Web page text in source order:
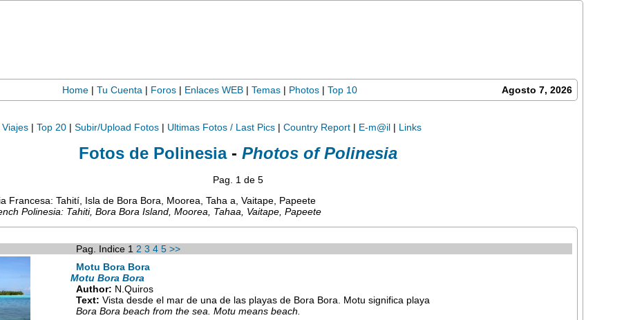
Home| Tu Cuenta | Foros| Enlaces WEB| Temas| Photos | Top 10 Agosto 7, 2026
| Top 20 | Subir/Upload Fotos | Ultimas Fotos / Last Pics | Country Report | E-m@il | Links
Fotos de Polinesia- Photos of Polinesia
Pag. 1 de 5
Francesa: Tahití, Isla de Bora Bora, Moorea, Taha a, Vaitape, Papeete
Polinesia: Tahiti, Bora Bora Island, Moorea, Tahaa, Vaitape, Papeete
Pag. Indice 1 2 3 4 5 >>
Motu Bora Bora
Motu Bora Bora
Author: N.Quiros
Text: Vista desde el mar de una de las playas de Bora Bora. Motu significa playa
Bora Bora beach from the sea. Motu means beach.